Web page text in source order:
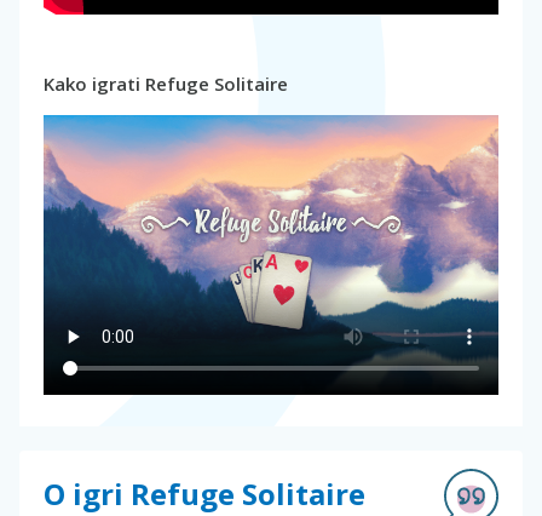
Kako igrati Refuge Solitaire
O igri Refuge Solitaire